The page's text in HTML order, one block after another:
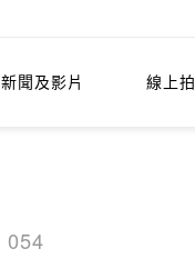
新聞及影片 線上
054